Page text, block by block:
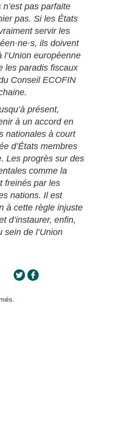
pas parfaite
pas. Si les États
servir les
ils doivent
européenne
les paradis fiscaux
Conseil ECOFIN
présent,
à un accord en
nationales à court
d’États membres
Les progrès sur des
comme la
freinés par les
nations. Il est
à cette règle injuste
d’instaurer, enfin,
sein de l’Union